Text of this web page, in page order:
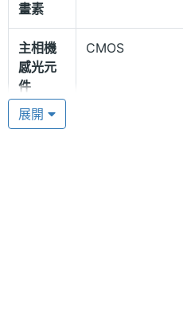
靜態影像之外，兼具動態
建的 64MB 記憶體和支援
擴充，可將其內建多媒體
內建之實用功能齊全
畫素
主相機
感光元
件
CMOS
硬體效能
展開